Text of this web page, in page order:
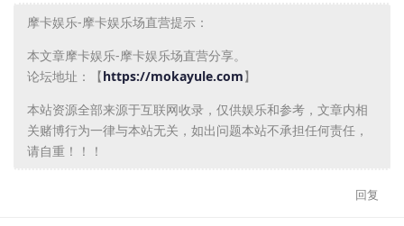
摩卡娱乐-摩卡娱乐场直营提示：
本文章摩卡娱乐-摩卡娱乐场直营分享。
论坛地址：【https://mokayule.com】
本站资源全部来源于互联网收录，仅供娱乐和参考，文章内相
关赌博行为一律与本站无关，如出问题本站不承担任何责任，
请自重！！！
回复